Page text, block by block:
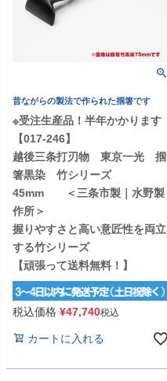
昔ながらの製法で作られた掴箸です
※受注生産品！半年かかります
【017-246】
越後三条打刃物 東京一光 掴
箸黒染 竹シリーズ
45mm ＜三条市製｜水野製
作所＞
握りやすさと高い意匠性を両立
する竹シリーズ
【頑張って送料無料！】
税込価格 ¥47,740税込
カートに入れる